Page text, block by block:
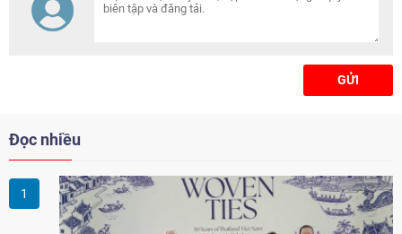
trong bối cảnh thế giới đang
chuyển dịch mạnh mẽ.
GỬI
Đọc nhiều